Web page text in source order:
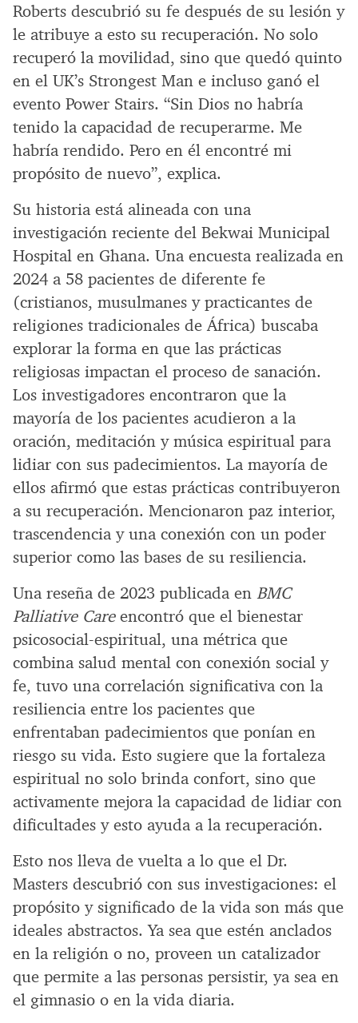
Roberts descubrió su fe después de su lesión y
le atribuye a esto su recuperación. No solo
recuperó la movilidad, sino que quedó quinto
en el UK’s Strongest Man e incluso ganó el
evento Power Stairs. “Sin Dios no habría
tenido la capacidad de recuperarme. Me
habría rendido. Pero en él encontré mi
propósito de nuevo”, explica.
Su historia está alineada con una
investigación reciente del Bekwai Municipal
Hospital en Ghana. Una encuesta realizada en
2024 a 58 pacientes de diferente fe
(cristianos, musulmanes y practicantes de
religiones tradicionales de África) buscaba
explorar la forma en que las prácticas
religiosas impactan el proceso de sanación.
Los investigadores encontraron que la
mayoría de los pacientes acudieron a la
oración, meditación y música espiritual para
lidiar con sus padecimientos. La mayoría de
ellos afirmó que estas prácticas contribuyeron
a su recuperación. Mencionaron paz interior,
trascendencia y una conexión con un poder
superior como las bases de su resiliencia.
Una reseña de 2023 publicada en BMC
Palliative Careencontró que el bienestar
psicosocial-espiritual, una métrica que
combina salud mental con conexión social y
fe, tuvo una correlación significativa con la
resiliencia entre los pacientes que
enfrentaban padecimientos que ponían en
riesgo su vida. Esto sugiere que la fortaleza
espiritual no solo brinda confort, sino que
activamente mejora la capacidad de lidiar con
dificultades y esto ayuda a la recuperación.
Esto nos lleva de vuelta a lo que el Dr.
Masters descubrió con sus investigaciones: el
propósito y significado de la vida son más que
ideales abstractos. Ya sea que estén anclados
en la religión o no, proveen un catalizador
que permite a las personas persistir, ya sea en
el gimnasio o en la vida diaria.